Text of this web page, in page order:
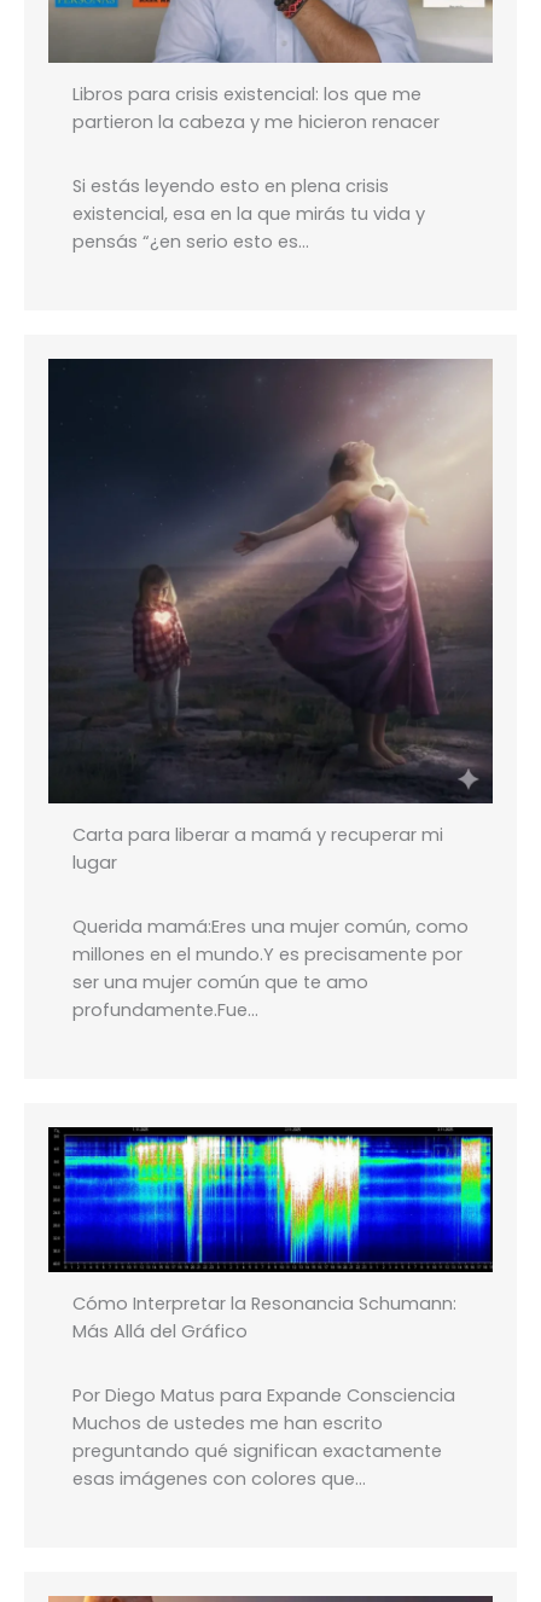
Libros para crisis existencial: los que me
partieron la cabeza y me hicieron renacer
Si estás leyendo esto en plena crisis
existencial, esa en la que mirás tu vida y
pensás “¿en serio esto es…
Carta para liberar a mamá y recuperar mi
lugar
Querida mamá:Eres una mujer común, como
millones en el mundo.Y es precisamente por
ser una mujer común que te amo
profundamente.Fue…
Cómo Interpretar la Resonancia Schumann:
Más Allá del Gráfico
Por Diego Matus para Expande Consciencia
Muchos de ustedes me han escrito
preguntando qué significan exactamente
esas imágenes con colores que…